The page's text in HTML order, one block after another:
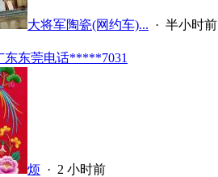
大将军陶瓷(网约车)... · 半小时前
东东莞电话*****7031
烦 · 2 小时前